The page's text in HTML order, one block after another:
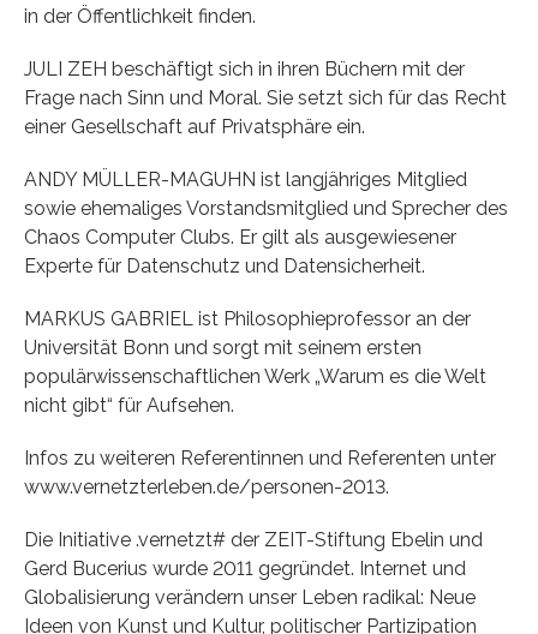
in der Öffentlichkeit finden.
JULI ZEH beschäftigt sich in ihren Büchern mit der
Frage nach Sinn und Moral. Sie setzt sich für das Recht
einer Gesellschaft auf Privatsphäre ein.
ANDY MÜLLER-MAGUHN ist langjähriges Mitglied
sowie ehemaliges Vorstandsmitglied und Sprecher des
Chaos Computer Clubs. Er gilt als ausgewiesener
Experte für Datenschutz und Datensicherheit.
MARKUS GABRIEL ist Philosophieprofessor an der
Universität Bonn und sorgt mit seinem ersten
populärwissenschaftlichen Werk „Warum es die Welt
nicht gibt“ für Aufsehen.
Infos zu weiteren Referentinnen und Referenten unter
www.vernetzterleben.de/personen-2013.
Die Initiative .vernetzt# der ZEIT-Stiftung Ebelin und
Gerd Bucerius wurde 2011 gegründet. Internet und
Globalisierung verändern unser Leben radikal: Neue
Ideen von Kunst und Kultur, politischer Partizipation